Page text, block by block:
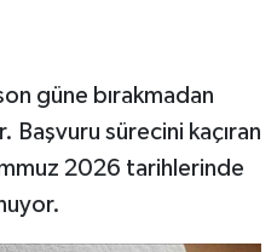
güne bırakmadan
Başvuru sürecini kaçıran
2026 tarihlerinde